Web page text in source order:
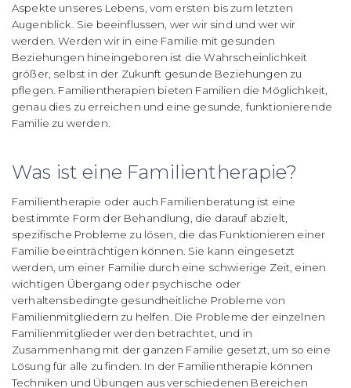
Aspekte unseres Lebens, vom ersten bis zum letzten
Augenblick. Sie beeinflussen, wer wir sind und wer wir
werden.Werden wir in eine Familie mit gesunden
Beziehungen hineingeboren ist die Wahrscheinlichkeit
größer, selbst in der Zukunft gesunde Beziehungen zu
pflegen. Familientherapien bieten Familien die Möglichkeit,
genau dies zu erreichen und eine gesunde, funktionierende
Familie zu werden.
Was ist eine Familientherapie?
Familientherapie oder auch Familienberatung ist eine
bestimmte Form der Behandlung, die darauf abzielt,
spezifische Probleme zu lösen, die das Funktionieren einer
Familie beeinträchtigen können. Sie kann eingesetzt
werden, um einer Familie durch eine schwierige Zeit, einen
wichtigen Übergang oder psychische oder
verhaltensbedingte gesundheitliche Probleme von
Familienmitgliedern zu helfen. Die Probleme der einzelnen
Familienmitglieder werden betrachtet, und in
Zusammenhang mit der ganzen Familie gesetzt, um so eine
Lösung für alle zu finden. In der Familientherapie können
Techniken und Übungen aus verschiedenen Bereichen